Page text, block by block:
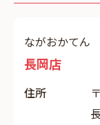
ながおかてん
長岡店
住所